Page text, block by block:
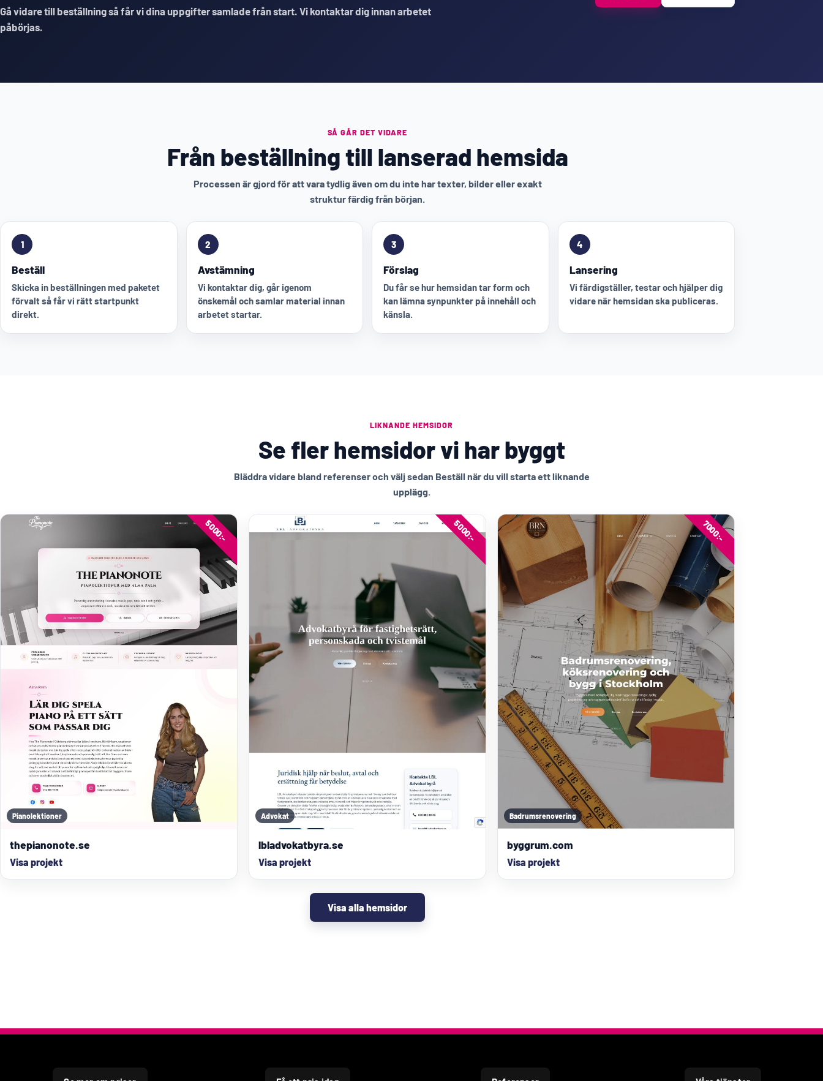
Gå vidare till beställning så får vi dina uppgifter samlade från start. Vi kontaktar dig innan arbetet
påbörjas.
SÅ GÅR DET VIDARE
Från beställning till lanserad hemsida
Processen är gjord för att vara tydlig även om du inte har texter, bilder eller exakt
struktur färdig från början.
1
Beställ
Skicka in beställningen med paketet
förvalt så får vi rätt startpunkt
direkt.
2
Avstämning
Vi kontaktar dig, går igenom
önskemål och samlar material innan
arbetet startar.
3
Förslag
Du får se hur hemsidan tar form och
kan lämna synpunkter på innehåll och
känsla.
4
Lansering
Vi färdigställer, testar och hjälper dig
vidare när hemsidan ska publiceras.
LIKNANDE HEMSIDOR
Se fler hemsidor vi har byggt
Bläddra vidare bland referenser och välj sedan Beställ när du vill starta ett liknande
upplägg.
Pianolektioner
5000:-
thepianonote.se
Visa projekt
Advokat
5000:-
lbladvokatbyra.se
Visa projekt
Badrumsrenovering
7000:-
byggrum.com
Visa projekt
Visa alla hemsidor